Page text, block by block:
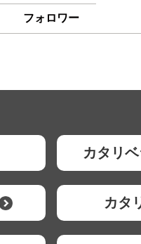
フォロワー
カタリ
カタ